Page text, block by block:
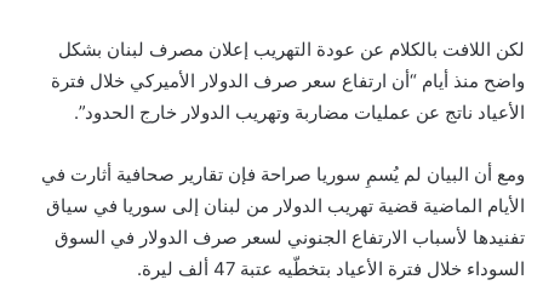
لكن اللافت بالكلام عن عودة التهريب إعلان مصرف لبنان بشكل
واضح منذ أيام “أن ارتفاع سعر ‏صرف الدولار الأميركي خلال فترة
الأعياد ناتج عن عمليات مضاربة وتهريب الدولار خارج الحدود”.
ومع أن البيان لم يُسمِ سوريا صراحة فإن تقارير صحافية أثارت في
الأيام الماضية قضية تهريب الدولار من لبنان إلى سوريا في سياق
تفنيدها لأسباب الارتفاع الجنوني لسعر صرف الدولار في السوق
السوداء خلال فترة الأعياد بتخطّيه عتبة 47 ألف ليرة.